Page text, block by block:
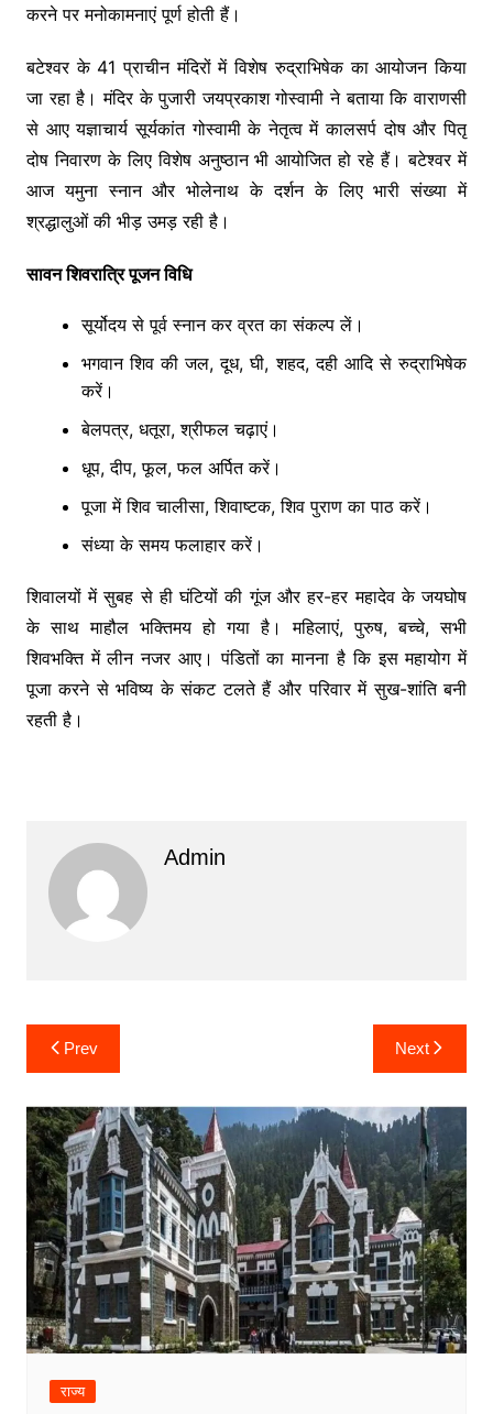
करने पर मनोकामनाएं पूर्ण होती हैं।
बटेश्वर के 41 प्राचीन मंदिरों में विशेष रुद्राभिषेक का आयोजन किया
जा रहा है। मंदिर के पुजारी जयप्रकाश गोस्वामी ने बताया कि वाराणसी
से आए यज्ञाचार्य सूर्यकांत गोस्वामी के नेतृत्व में कालसर्प दोष और पितृ
दोष निवारण के लिए विशेष अनुष्ठान भी आयोजित हो रहे हैं। बटेश्वर में
आज यमुना स्नान और भोलेनाथ के दर्शन के लिए भारी संख्या में
श्रद्धालुओं की भीड़ उमड़ रही है।
सावन शिवरात्रि पूजन विधि
सूर्योदय से पूर्व स्नान कर व्रत का संकल्प लें।
भगवान शिव की जल, दूध, घी, शहद, दही आदि से रुद्राभिषेक
करें।
बेलपत्र, धतूरा, श्रीफल चढ़ाएं।
धूप, दीप, फूल, फल अर्पित करें।
पूजा में शिव चालीसा, शिवाष्टक, शिव पुराण का पाठ करें।
संध्या के समय फलाहार करें।
शिवालयों में सुबह से ही घंटियों की गूंज और हर-हर महादेव के जयघोष
के साथ माहौल भक्तिमय हो गया है। महिलाएं, पुरुष, बच्चे, सभी
शिवभक्ति में लीन नजर आए। पंडितों का मानना है कि इस महायोग में
पूजा करने से भविष्य के संकट टलते हैं और परिवार में सुख-शांति बनी
रहती है।
Admin
Post
navigation
Prev Next
राज्य